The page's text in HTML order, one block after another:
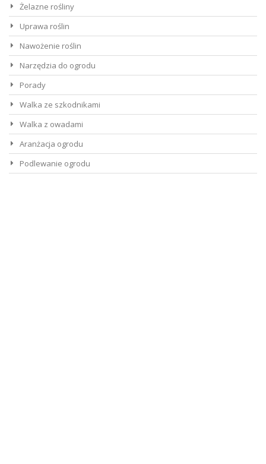
Żelazne rośliny
Uprawa roślin
Nawożenie roślin
Narzędzia do ogrodu
Porady
Walka ze szkodnikami
Walka z owadami
Aranżacja ogrodu
Podlewanie ogrodu